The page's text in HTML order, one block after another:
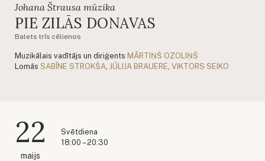
Johana Štrausa mūzika
PIE ZILĀS DONAVAS
Balets trīs cēlienos
Muzikālais vadītājs un diriģents MĀRTIŅŠ OZOLIŅŠ
Lomās SABĪNE STROKŠA JŪLIJA BRAUERE VIKTORS SEIKO
22
maijs
Svētdiena
18:00 – 20:30